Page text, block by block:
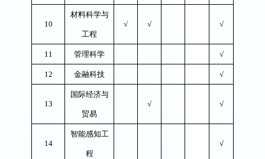
10
材料科学与
工程
√ √ √
11 管理科学 √
12 金融科技 √
13
国际经济与
贸易
√ √
14
智能感知工
程
√